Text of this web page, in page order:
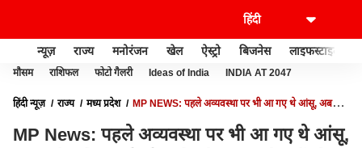
न्यूज़ राज्य मनोरंजन खेल ऐस्ट्रो बिजनेस लाइफस्टाइल
मौसम राशिफल फोटो गैलरी Ideas of India INDIA AT 2047
हिंदी न्यूज़ राज्य मध्य प्रदेश
MP NEWS: पहले अव्यवस्था पर भी आ गए थे आंसू, अब
MP News: पहले अव्यवस्था पर भी आ गए थे आंसू,